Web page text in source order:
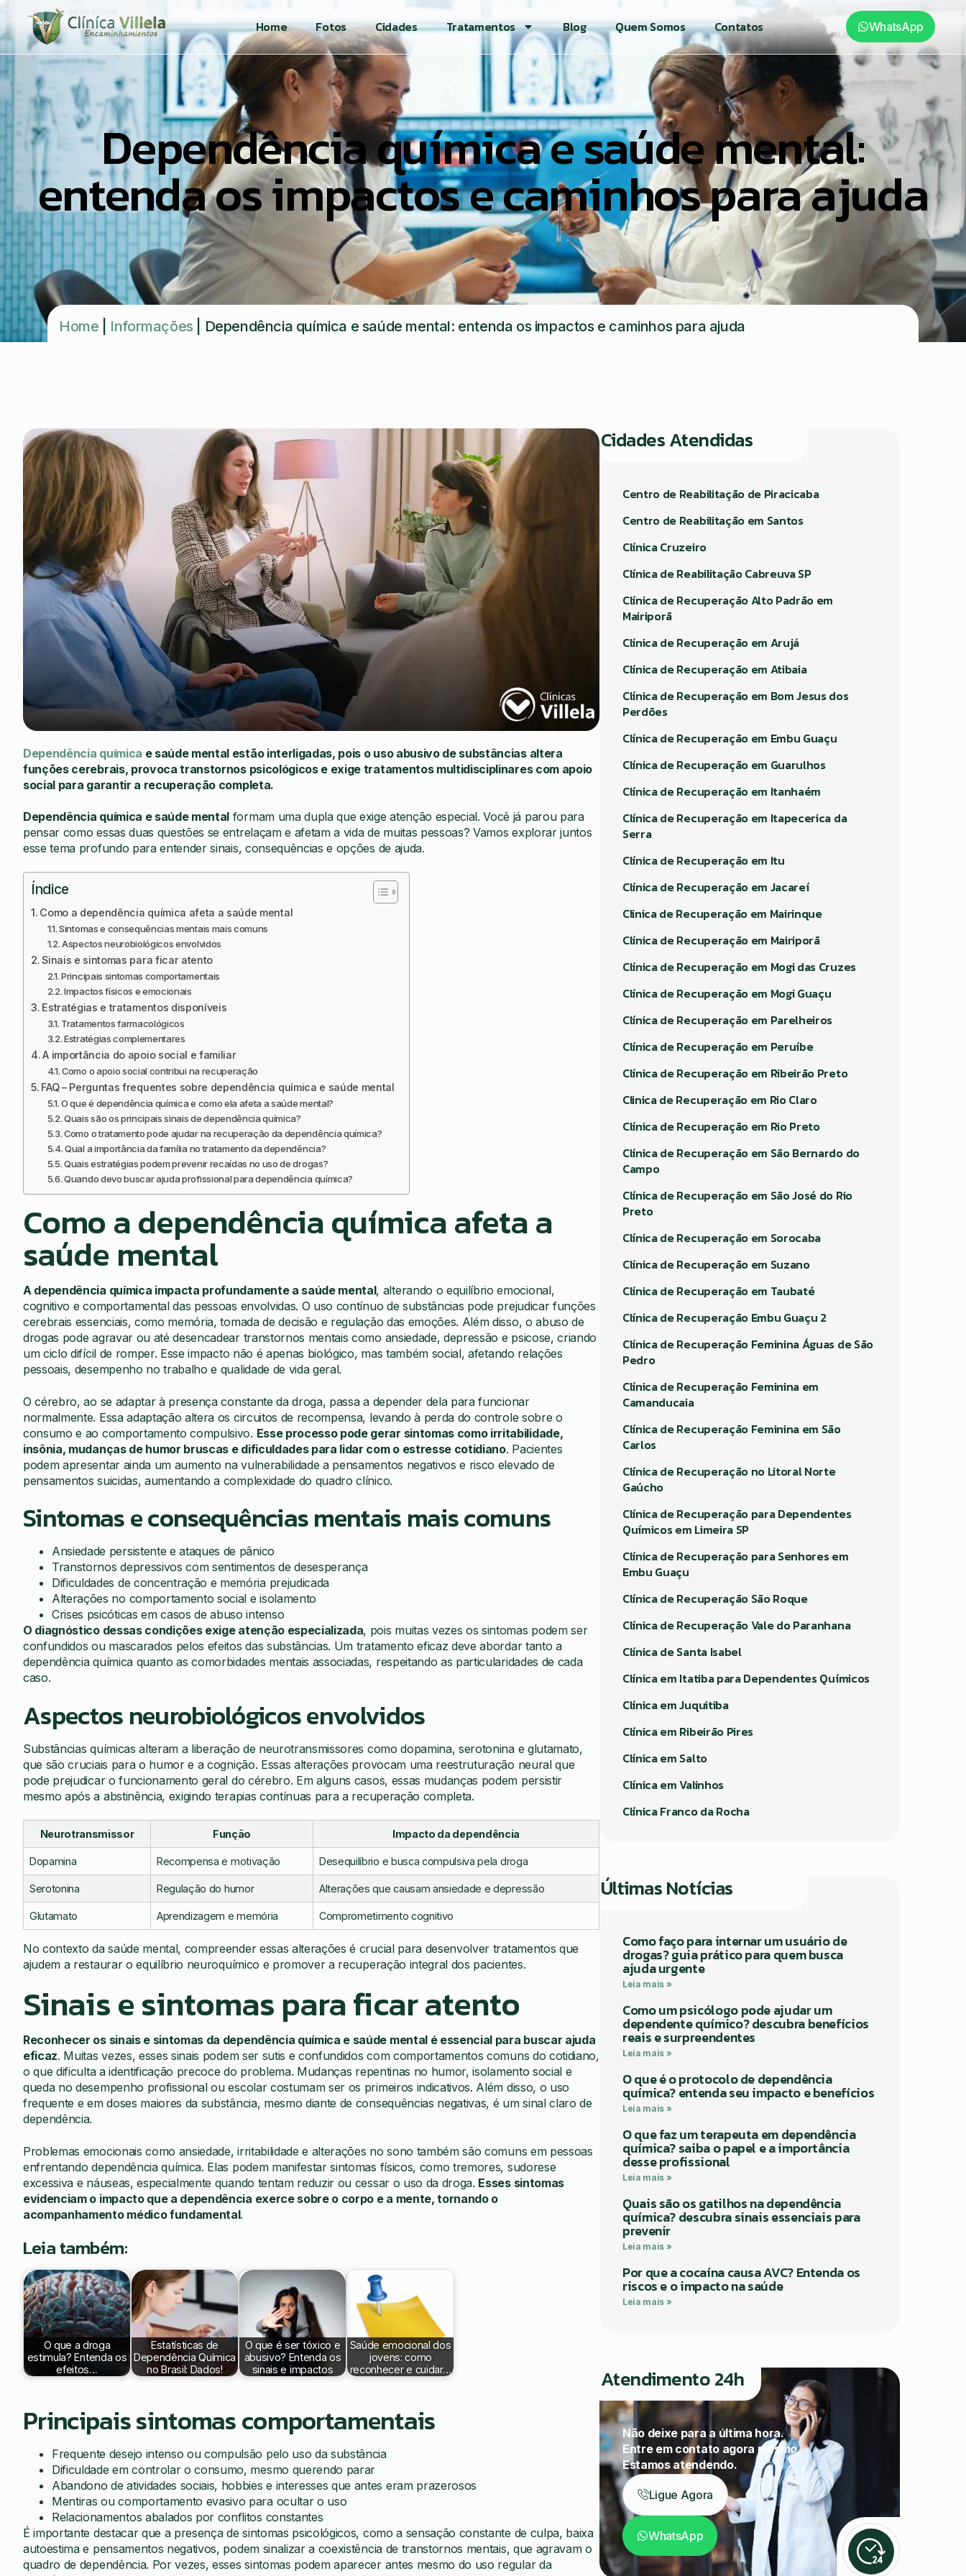
Home Fotos Cidades Tratamentos Blog Quem Somos Contatos WhatsApp
Dependência química e saúde mental:
entenda os impactos e caminhos para ajuda
Home Informações Dependência química e saúde mental: entenda os impactos e caminhos para ajuda
Dependência química e saúde mental estão interligadas, pois o uso abusivo de substâncias altera
funções cerebrais, provoca transtornos psicológicos e exige tratamentos multidisciplinares com apoio
social para garantir a recuperação completa.
Dependência química e saúde mental formam uma dupla que exige atenção especial. Você já parou para
pensar como essas duas questões se entrelaçam e afetam a vida de muitas pessoas? Vamos explorar juntos
esse tema profundo para entender sinais, consequências e opções de ajuda.
Índice
Como a dependência química afeta a saúde mental
Sintomas e consequências mentais mais comuns
Aspectos neurobiológicos envolvidos
Sinais e sintomas para ficar atento
Principais sintomas comportamentais
Impactos físicos e emocionais
Estratégias e tratamentos disponíveis
Tratamentos farmacológicos
Estratégias complementares
A importância do apoio social e familiar
Como o apoio social contribui na recuperação
FAQ – Perguntas frequentes sobre dependência química e saúde mental
O que é dependência química e como ela afeta a saúde mental?
Quais são os principais sinais de dependência química?
Como o tratamento pode ajudar na recuperação da dependência química?
Qual a importância da família no tratamento da dependência?
Quais estratégias podem prevenir recaídas no uso de drogas?
Quando devo buscar ajuda profissional para dependência química?
Como a dependência química afeta a
saúde mental
A dependência química impacta profundamente a saúde mental, alterando o equilíbrio emocional,
cognitivo e comportamental das pessoas envolvidas. O uso contínuo de substâncias pode prejudicar funções
cerebrais essenciais, como memória, tomada de decisão e regulação das emoções. Além disso, o abuso de
drogas pode agravar ou até desencadear transtornos mentais como ansiedade, depressão e psicose, criando
um ciclo difícil de romper. Esse impacto não é apenas biológico, mas também social, afetando relações
pessoais, desempenho no trabalho e qualidade de vida geral.
O cérebro, ao se adaptar à presença constante da droga, passa a depender dela para funcionar
normalmente. Essa adaptação altera os circuitos de recompensa, levando à perda do controle sobre o
consumo e ao comportamento compulsivo. Esse processo pode gerar sintomas como irritabilidade,
insônia, mudanças de humor bruscas e dificuldades para lidar com o estresse cotidiano. Pacientes
podem apresentar ainda um aumento na vulnerabilidade a pensamentos negativos e risco elevado de
pensamentos suicidas, aumentando a complexidade do quadro clínico.
Sintomas e consequências mentais mais comuns
Ansiedade persistente e ataques de pânico
Transtornos depressivos com sentimentos de desesperança
Dificuldades de concentração e memória prejudicada
Alterações no comportamento social e isolamento
Crises psicóticas em casos de abuso intenso
O diagnóstico dessas condições exige atenção especializada, pois muitas vezes os sintomas podem ser
confundidos ou mascarados pelos efeitos das substâncias. Um tratamento eficaz deve abordar tanto a
dependência química quanto as comorbidades mentais associadas, respeitando as particularidades de cada
caso.
Aspectos neurobiológicos envolvidos
Substâncias químicas alteram a liberação de neurotransmissores como dopamina, serotonina e glutamato,
que são cruciais para o humor e a cognição. Essas alterações provocam uma reestruturação neural que
pode prejudicar o funcionamento geral do cérebro. Em alguns casos, essas mudanças podem persistir
mesmo após a abstinência, exigindo terapias contínuas para a recuperação completa.
Neurotransmissor Função Impacto da dependência
Dopamina Recompensa e motivação Desequilíbrio e busca compulsiva pela droga
Serotonina Regulação do humor Alterações que causam ansiedade e depressão
Glutamato Aprendizagem e memória Comprometimento cognitivo
No contexto da saúde mental, compreender essas alterações é crucial para desenvolver tratamentos que
ajudem a restaurar o equilíbrio neuroquímico e promover a recuperação integral dos pacientes.
Sinais e sintomas para ficar atento
Reconhecer os sinais e sintomas da dependência química e saúde mental é essencial para buscar ajuda
eficaz. Muitas vezes, esses sinais podem ser sutis e confundidos com comportamentos comuns do cotidiano,
o que dificulta a identificação precoce do problema. Mudanças repentinas no humor, isolamento social e
queda no desempenho profissional ou escolar costumam ser os primeiros indicativos. Além disso, o uso
frequente e em doses maiores da substância, mesmo diante de consequências negativas, é um sinal claro de
dependência.
Problemas emocionais como ansiedade, irritabilidade e alterações no sono também são comuns em pessoas
enfrentando dependência química. Elas podem manifestar sintomas físicos, como tremores, sudorese
excessiva e náuseas, especialmente quando tentam reduzir ou cessar o uso da droga. Esses sintomas
evidenciam o impacto que a dependência exerce sobre o corpo e a mente, tornando o
acompanhamento médico fundamental.
Leia também:
O que a droga
estimula? Entenda os
efeitos…
Estatísticas de
Dependência Química
no Brasil: Dados!
O que é ser tóxico e
abusivo? Entenda os
sinais e impactos
Saúde emocional dos
jovens: como
reconhecer e cuidar…
Principais sintomas comportamentais
Frequente desejo intenso ou compulsão pelo uso da substância
Dificuldade em controlar o consumo, mesmo querendo parar
Abandono de atividades sociais, hobbies e interesses que antes eram prazerosos
Mentiras ou comportamento evasivo para ocultar o uso
Relacionamentos abalados por conflitos constantes
É importante destacar que a presença de sintomas psicológicos, como a sensação constante de culpa, baixa
autoestima e pensamentos negativos, podem sinalizar a coexistência de transtornos mentais, que agravam o
quadro de dependência. Por vezes, esses sintomas podem aparecer antes mesmo do uso regular da
Cidades Atendidas
Centro de Reabilitação de Piracicaba
Centro de Reabilitação em Santos
Clínica Cruzeiro
Clínica de Reabilitação Cabreuva SP
Clínica de Recuperação Alto Padrão em
Mairiporã
Clínica de Recuperação em Arujá
Clínica de Recuperação em Atibaia
Clínica de Recuperação em Bom Jesus dos
Perdões
Clínica de Recuperação em Embu Guaçu
Clínica de Recuperação em Guarulhos
Clínica de Recuperação em Itanhaém
Clínica de Recuperação em Itapecerica da
Serra
Clínica de Recuperação em Itu
Clínica de Recuperação em Jacareí
Clinica de Recuperação em Mairinque
Clínica de Recuperação em Mairiporã
Clínica de Recuperação em Mogi das Cruzes
Clínica de Recuperação em Mogi Guaçu
Clínica de Recuperação em Parelheiros
Clínica de Recuperação em Peruíbe
Clínica de Recuperação em Ribeirão Preto
Clinica de Recuperação em Rio Claro
Clínica de Recuperação em Rio Preto
Clínica de Recuperação em São Bernardo do
Campo
Clínica de Recuperação em São José do Rio
Preto
Clínica de Recuperação em Sorocaba
Clínica de Recuperação em Suzano
Clínica de Recuperação em Taubaté
Clínica de Recuperação Embu Guaçu 2
Clínica de Recuperação Feminina Águas de São
Pedro
Clínica de Recuperação Feminina em
Camanducaia
Clínica de Recuperação Feminina em São
Carlos
Clínica de Recuperação no Litoral Norte
Gaúcho
Clínica de Recuperação para Dependentes
Químicos em Limeira SP
Clínica de Recuperação para Senhores em
Embu Guaçu
Clínica de Recuperação São Roque
Clínica de Recuperação Vale do Paranhana
Clínica de Santa Isabel
Clínica em Itatiba para Dependentes Químicos
Clínica em Juquitiba
Clínica em Ribeirão Pires
Clínica em Salto
Clínica em Valinhos
Clínica Franco da Rocha
Últimas Notícias
Como faço para internar um usuário de
drogas? guia prático para quem busca
ajuda urgente
Leia mais »
Como um psicólogo pode ajudar um
dependente químico? descubra benefícios
reais e surpreendentes
Leia mais »
O que é o protocolo de dependência
química? entenda seu impacto e benefícios
Leia mais »
O que faz um terapeuta em dependência
química? saiba o papel e a importância
desse profissional
Leia mais »
Quais são os gatilhos na dependência
química? descubra sinais essenciais para
prevenir
Leia mais »
Por que a cocaína causa AVC? Entenda os
riscos e o impacto na saúde
Leia mais »
Atendimento 24h
Não deixe para a última hora.
Entre em contato agora mesmo.
Estamos atendendo.
Ligue Agora
WhatsApp